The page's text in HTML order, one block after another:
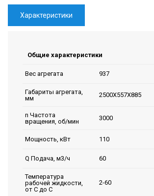
Характеристики
Общие характеристики
Вес агрегата 937
Габариты агрегата,
мм
2500Х557Х885
n Частота
вращения, об/мин
3000
Мощность, кВт 110
Q Подача, м3/ч 60
Температура
рабочей жидкости,
от С до С
2-60